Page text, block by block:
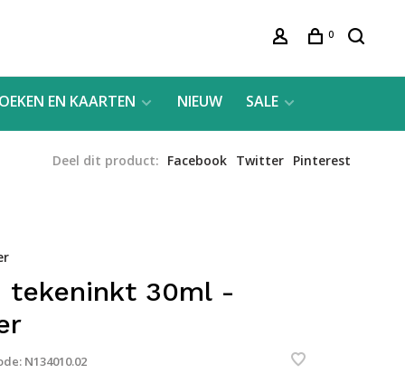
0
EN KAARTEN NIEUW SALE
Deel dit product: Facebook Twitter Pinterest
tekeninkt 30ml -
N134010.02